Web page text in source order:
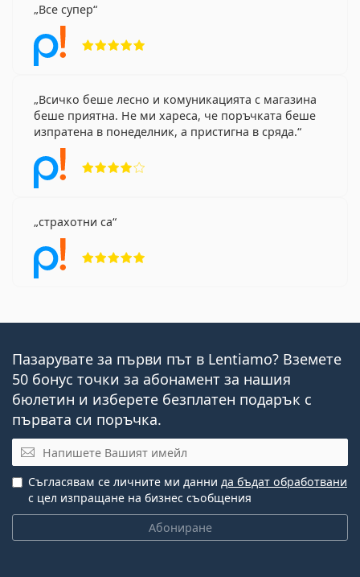
Все супер
Всичко беше лесно и комуникацията с магазина
беше приятна. Не ми хареса, че поръчката беше
изпратена в понеделник, а пристигна в сряда.
страхотни са
Пазарувате за първи път в Lentiamo? Вземете
50 бонус точки за абонамент за нашия
бюлетин и изберете безплатен подарък с
първата си поръчка.
Имейл
Абониране
Съгласявам се личните ми данни да бъдат обработвани
с цел изпращане на бизнес съобщения